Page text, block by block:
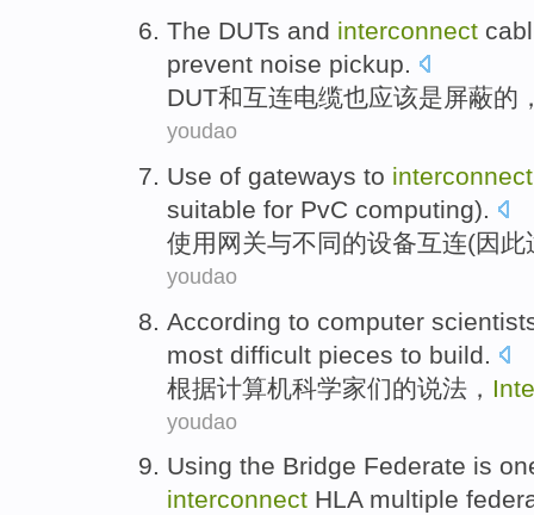
The DUTs and interconnect
prevent noise pickup.
DUT和互连电缆也应该是屏蔽的
youdao
Use of gateways to interconnect
suitable for PvC computing).
使用 网关与不同的设备互连(因此
youdao
According to computer
most difficult pieces to build.
根据计算机科学家们的说法，
youdao
Using the Bridge Federate is
interconnect HLA multiple